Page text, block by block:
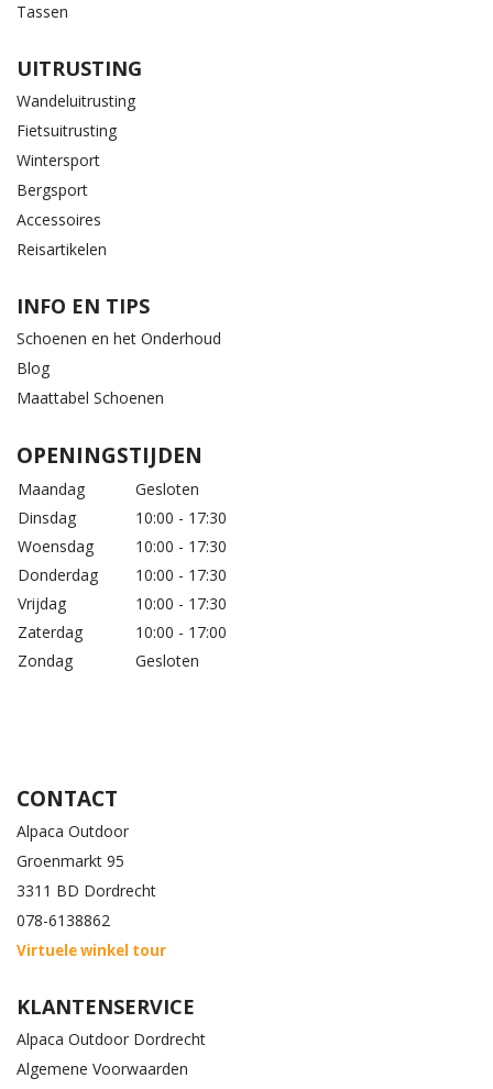
Tassen
UITRUSTING
Wandeluitrusting
Fietsuitrusting
Wintersport
Bergsport
Accessoires
Reisartikelen
INFO EN TIPS
Schoenen en het Onderhoud
Blog
Maattabel Schoenen
OPENINGSTIJDEN
Maandag
Gesloten
Dinsdag
10:00 - 17:30
Woensdag
10:00 - 17:30
Donderdag
10:00 - 17:30
Vrijdag
10:00 - 17:30
Zaterdag
10:00 - 17:00
Zondag
Gesloten
CONTACT
Alpaca Outdoor
Groenmarkt 95
3311 BD Dordrecht
078-6138862
Virtuele winkel tour
KLANTENSERVICE
Alpaca Outdoor Dordrecht
Algemene Voorwaarden